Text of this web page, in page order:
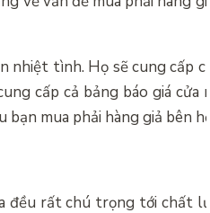
nhiệt tình. Họ sẽ cung cấp
cấp cả bảng báo giá cửa
bạn mua phải hàng giả bên
đều rất chú trọng tới chất